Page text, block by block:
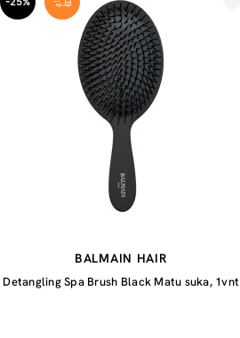
BALMAIN HAIR
Detangling Spa Brush Black Matu suka, 1vnt